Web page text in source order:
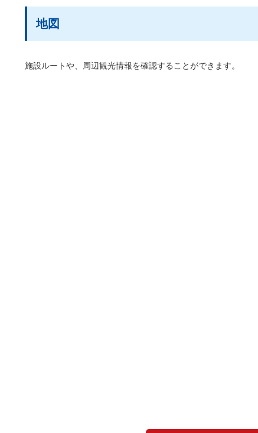
地図
施設ルートや、周辺観光情報を確認することができます。